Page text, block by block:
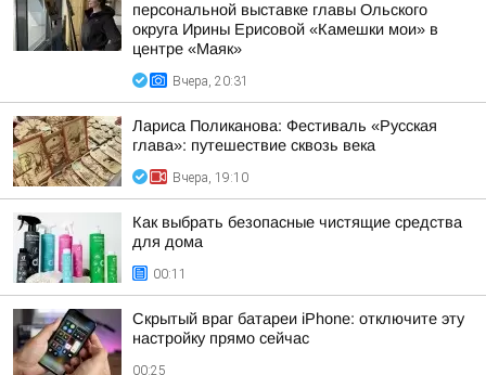
персональной выставке главы Ольского
округа Ирины Ерисовой «Камешки мои» в
центре «Маяк»
Вчера, 20:31
Лариса Поликанова: Фестиваль «Русская
глава»: путешествие сквозь века
Вчера, 19:10
Как выбрать безопасные чистящие средства
для дома
00:11
Скрытый враг батареи iPhone: отключите эту
настройку прямо сейчас
00:25